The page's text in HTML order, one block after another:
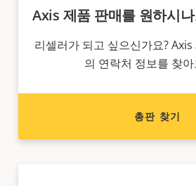
Axis 제품 판매를 원하시
리셀러가 되고 싶으신가요?
의 연락처 정보를 찾
총판 찾기